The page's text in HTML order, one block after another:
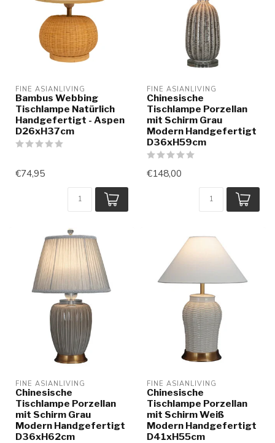
FINE ASIANLIVING
Bambus Webbing
Tischlampe Natürlich
Handgefertigt - Aspen
D26xH37cm
€74,95
FINE ASIANLIVING
Chinesische
Tischlampe Porzellan
mit Schirm Grau
Modern Handgefertigt
D36xH59cm
€148,00
FINE ASIANLIVING
Chinesische
Tischlampe Porzellan
mit Schirm Grau
Modern Handgefertigt
D36xH62cm
FINE ASIANLIVING
Chinesische
Tischlampe Porzellan
mit Schirm Weiß
Modern Handgefertigt
D41xH55cm